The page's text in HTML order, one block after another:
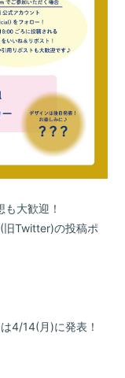
ン大歓迎！
旧Twitter)の投稿ポ
4/14(月)に発表！